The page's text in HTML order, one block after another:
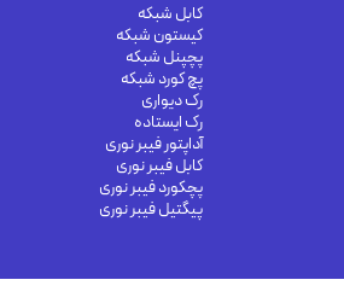
کابل شبکه
کیستون شبکه
پچپنل شبکه
پچ کورد شبکه
رک دیواری
رک ایستاده
آداپتور فیبر نوری
کابل فیبر نوری
پچکورد فیبر نوری
پیگتیل فیبر نوری